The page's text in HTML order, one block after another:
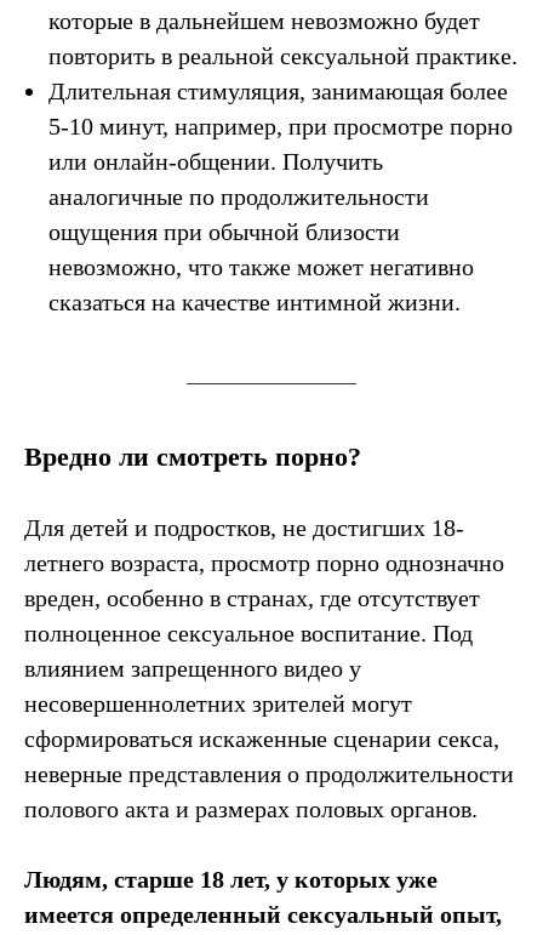
которые в дальнейшем невозможно будет
повторить в реальной сексуальной практике.
Длительная стимуляция, занимающая более
5-10 минут, например, при просмотре порно
или онлайн-общении. Получить
аналогичные по продолжительности
ощущения при обычной близости
невозможно, что также может негативно
сказаться на качестве интимной жизни.
Вредно ли смотреть порно?
Для детей и подростков, не достигших 18-
летнего возраста, просмотр порно однозначно
вреден, особенно в странах, где отсутствует
полноценное сексуальное воспитание. Под
влиянием запрещенного видео у
несовершеннолетних зрителей могут
сформироваться искаженные сценарии секса,
неверные представления о продолжительности
полового акта и размерах половых органов.
Людям, старше 18 лет, у которых уже
имеется определенный сексуальный опыт,